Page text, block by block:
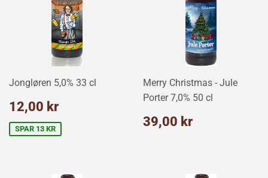
Jongløren 5,0% 33 cl
Udsalgspris
12,00 kr
kr
SPAR 13 KR
Merry Christmas - Jule
Porter 7,0% 50 cl
Normalpris
39,00 kr